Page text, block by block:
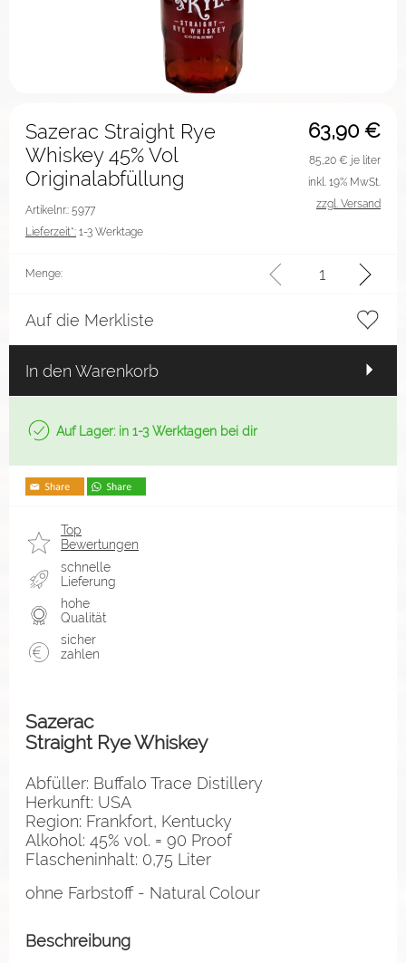
63,90 €
Sazerac Straight Rye
Whiskey 45% Vol
Originalabfüllung
Artikelnr.: 5977
Lieferzeit*: 1-3 Werktage
85,20 € je liter
inkl. 19% MwSt.
zzgl. Versand
Menge:
Auf die Merkliste
In den Warenkorb
Auf Lager: in 1-3 Werktagen bei dir
Top
Bewertungen
schnelle
Lieferung
hohe
Qualität
sicher
zahlen
Sazerac
Straight Rye Whiskey
Abfüller: Buffalo Trace Distillery
Herkunft: USA
Region: Frankfort, Kentucky
Alkohol: 45% vol. = 90 Proof
Flascheninhalt: 0,75 Liter
ohne Farbstoff - Natural Colour
Beschreibung